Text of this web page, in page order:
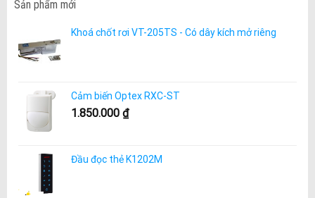
Sản phẩm mới
Khoá chốt rơi VT-205TS - Có dây kích mở riêng
Cảm biến Optex RXC-ST
1.850.000 ₫
Đầu đọc thẻ K1202M